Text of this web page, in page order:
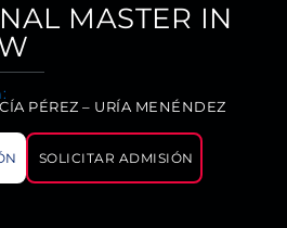
MASTER IN
PÉREZ – URÍA MENÉNDEZ
SOLICITAR ADMISIÓN